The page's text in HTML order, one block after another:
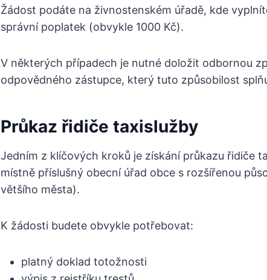
Žádost podáte na živnostenském úřadě, kde
správní poplatek (obvykle 1000 Kč).
V některých případech je nutné doložit odbornou
odpovědného zástupce, který tuto způsobilost
Průkaz řidiče taxislužby
Jedním z klíčových kroků je získání průkazu řidiče
místně příslušný obecní úřad obce s rozšířenou
většího města).
K žádosti budete obvykle potřebovat:
platný doklad totožnosti